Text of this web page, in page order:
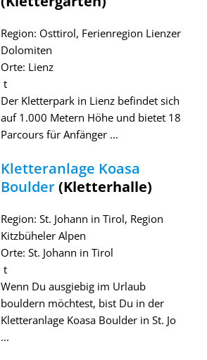
Region: Osttirol, Ferienregion Lienzer
Dolomiten
Orte: Lienz
t
Der Kletterpark in Lienz befindet sich
auf 1.000 Metern Höhe und bietet 18
Parcours für Anfänger ...
Kletteranlage Koasa
Boulder(Kletterhalle)
Region: St. Johann in Tirol, Region
Kitzbüheler Alpen
Orte: St. Johann in Tirol
t
Wenn Du ausgiebig im Urlaub
bouldern möchtest, bist Du in der
Kletteranlage Koasa Boulder in St. Jo
...